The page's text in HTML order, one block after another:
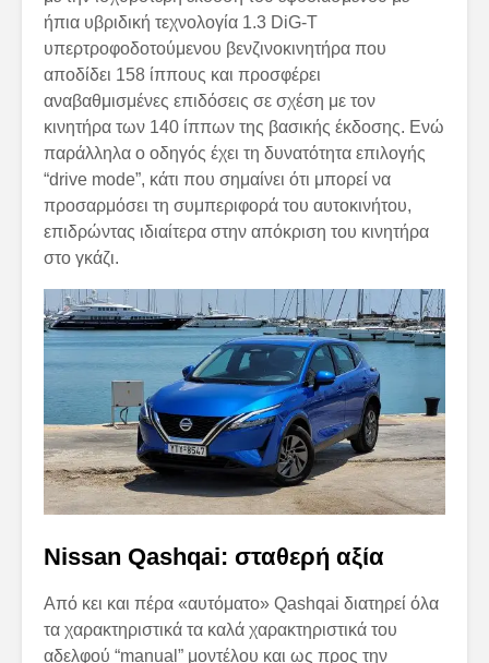
ήπια υβριδική τεχνολογία 1.3 DiG-T
υπερτροφοδοτούμενου βενζινοκινητήρα που
αποδίδει 158 ίππους και προσφέρει
αναβαθμισμένες επιδόσεις σε σχέση με τον
κινητήρα των 140 ίππων της βασικής έκδοσης. Ενώ
παράλληλα ο οδηγός έχει τη δυνατότητα επιλογής
“drive mode”, κάτι που σημαίνει ότι μπορεί να
προσαρμόσει τη συμπεριφορά του αυτοκινήτου,
επιδρώντας ιδιαίτερα στην απόκριση του κινητήρα
στο γκάζι.
Nissan Qashqai: σταθερή αξία
Από κει και πέρα «αυτόματο» Qashqai διατηρεί όλα
τα χαρακτηριστικά τα καλά χαρακτηριστικά του
αδελφού “manual” μοντέλου και ως προς την